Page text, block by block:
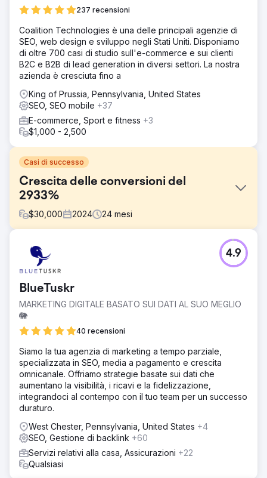
237 recensioni
Coalition Technologies è una delle principali agenzie di
SEO, web design e sviluppo negli Stati Uniti. Disponiamo
di oltre 700 casi di studio sull'e-commerce e sui clienti
B2C e B2B di lead generation in diversi settori. La nostra
azienda è cresciuta fino a
King of Prussia, Pennsylvania, United States
SEO, SEO mobile +37
E-commerce, Sport e fitness +3
$1,000 - 2,500
Casi di successo
Crescita delle conversioni del
2933%
$30,000 2024 24 mesi
Sfida
L'azienda si stava avvicinando al marketing digitale per la
prima volta e non aveva le basi per scalare
la pubblicità e la bassa velocità del sito web aumentava i
costi e comprometteva le prestazioni degli annunci.
Inoltre, raggiungere una nicchia di pubblico B2B
richiedeva una strategia su misura per distinguersi in un
settore spesso dominato dai concorrenti B2C.
Soluzione
Abbiamo creato landing page personalizzate, allineate a
gruppi di annunci mirati, e migliorato la velocità del sito
web per migliorare l'efficacia degli annunci e ridurre i
costi. Il nostro team ha lanciato campagne integrate su
Google, Meta e LinkedIn. Utilizzando test A/B e
ottimizzazione continua, abbiamo creato messaggi
pubblicitari, elementi visivi e strategie di targeting
personalizzati per catturare traffico ad alto intento e
convertirlo in modo efficiente.
BlueTuskr
MARKETING DIGITALE BASATO SUI DATI AL SUO MEGLIO
🐘
40 recensioni
4.9
Siamo la tua agenzia di marketing a tempo parziale,
specializzata in SEO, media a pagamento e crescita
omnicanale. Offriamo strategie basate sui dati che
aumentano la visibilità, i ricavi e la fidelizzazione,
integrandoci al contempo con il tuo team per un successo
duraturo.
West Chester, Pennsylvania, United States +4
SEO, Gestione di backlink +60
Servizi relativi alla casa, Assicurazioni +22
Qualsiasi